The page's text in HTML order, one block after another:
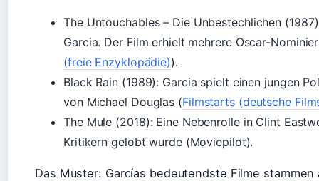
The Untouchables – Die Unbestechlichen
Garcia. Der Film erhielt mehrere Oscar-
(freie Enzyklopädie)).
Black Rain (1989): Garcia spielt einen jungen
von Michael Douglas (Filmstarts (deutsche
The Mule (2018): Eine Nebenrolle in Clint
Kritikern gelobt wurde (Moviepilot).
Das Muster: Garcías bedeutendste Filme